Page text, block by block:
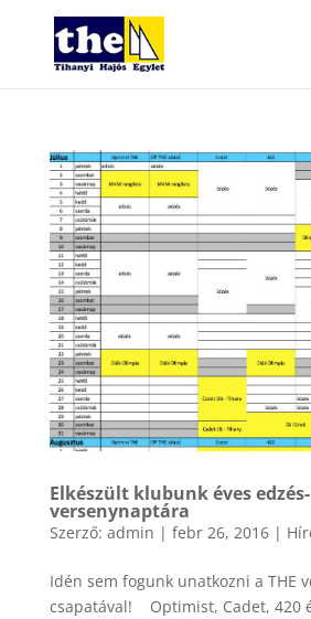
Elkészült klubunk éves
versenynaptára
Szerző: admin | febr 26, 2016|
Idén sem fogunk unatkozni a THE
csapatával! Optimist, Cadet, 420